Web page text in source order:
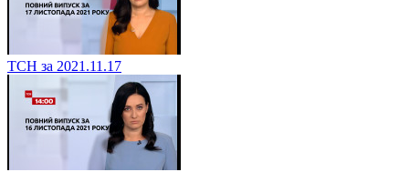
ТСН за 2021.11.17